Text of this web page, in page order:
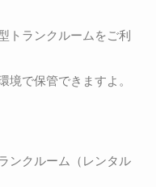
トランクルームをご利
境で保管できますよ。
ンクルーム（レンタル